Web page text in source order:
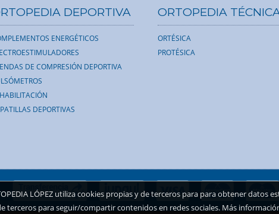
LÓPEZ utiliza cookies propias y de terceros para para obtener datos
terceros para seguir/compartir contenidos en redes sociales. Más
DEPORTIVA
ENERGÉTICOS
DE COMPRESIÓN DEPORTIVA
DEPORTIVAS
ORTOPEDIA
ORTÉSICA
PROTÉSICA